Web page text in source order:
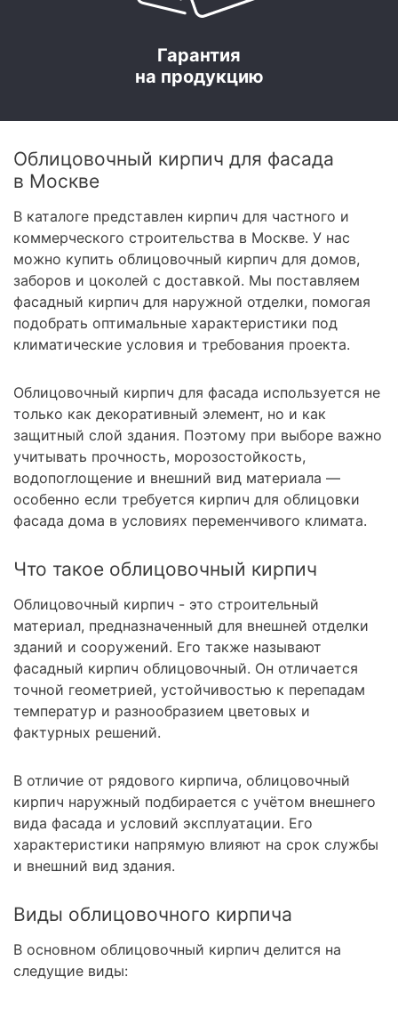
Гарантия
на продукцию
Облицовочный кирпич для фасада
в Москве
В каталоге представлен кирпич для частного и
коммерческого строительства в Москве. У нас
можно купить облицовочный кирпич для домов,
заборов и цоколей с доставкой. Мы поставляем
фасадный кирпич для наружной отделки, помогая
подобрать оптимальные характеристики под
климатические условия и требования проекта.
Облицовочный кирпич для фасада используется не
только как декоративный элемент, но и как
защитный слой здания. Поэтому при выборе важно
учитывать прочность, морозостойкость,
водопоглощение и внешний вид материала —
особенно если требуется кирпич для облицовки
фасада дома в условиях переменчивого климата.
Что такое облицовочный кирпич
Облицовочный кирпич - это строительный
материал, предназначенный для внешней отделки
зданий и сооружений. Его также называют
фасадный кирпич облицовочный. Он отличается
точной геометрией, устойчивостью к перепадам
температур и разнообразием цветовых и
фактурных решений.
В отличие от рядового кирпича, облицовочный
кирпич наружный подбирается с учётом внешнего
вида фасада и условий эксплуатации. Его
характеристики напрямую влияют на срок службы
и внешний вид здания.
Виды облицовочного кирпича
В основном облицовочный кирпич делится на
следущие виды: